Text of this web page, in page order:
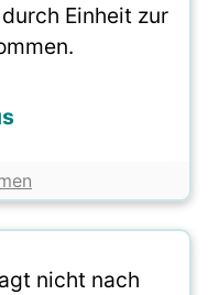
Einheit zur
nicht nach